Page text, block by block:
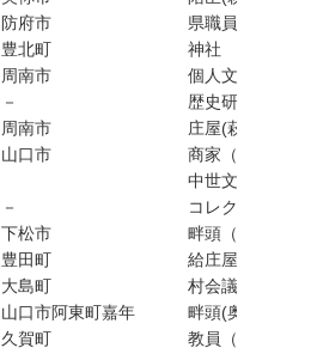
防府市
県職員／教員
豊北町
神社
周南市
個人文書／歴史
－
歴史研究者／獣
周南市
庄屋(萩藩前山
山口市
商家（山口町）
中世文書／萩藩
－
コレクション（
下松市
畔頭（徳山藩生
豊田町
給庄屋（前大津
大島町
村会議員（大島
山口市阿東町嘉年
畔頭(奥阿武宰判
久賀町
教員（小学校）